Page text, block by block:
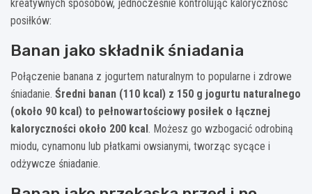
kreatywnych sposobów, jednocześnie kontrolując kaloryczność
posiłków:
Banan jako składnik śniadania
Połączenie banana z jogurtem naturalnym to popularne i zdrowe
śniadanie. Średni banan (110 kcal) z 150 g jogurtu naturalnego
(około 90 kcal) to pełnowartościowy posiłek o łącznej
kaloryczności około 200 kcal. Możesz go wzbogacić odrobiną
miodu, cynamonu lub płatkami owsianymi, tworząc sycące i
odżywcze śniadanie.